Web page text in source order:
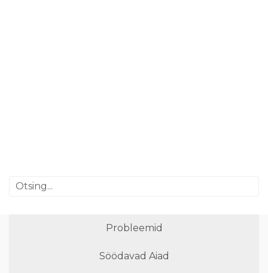
Probleemid
Söödavad Aiad